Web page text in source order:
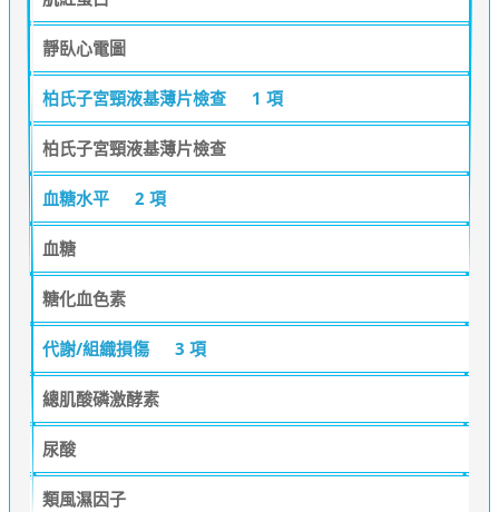
靜臥心電圖
柏氏子宮頸液基薄片檢查 1 項
柏氏子宮頸液基薄片檢查
血糖水平 2 項
血糖
糖化血色素
代謝/組織損傷 3 項
總肌酸磷激酵素
尿酸
類風濕因子